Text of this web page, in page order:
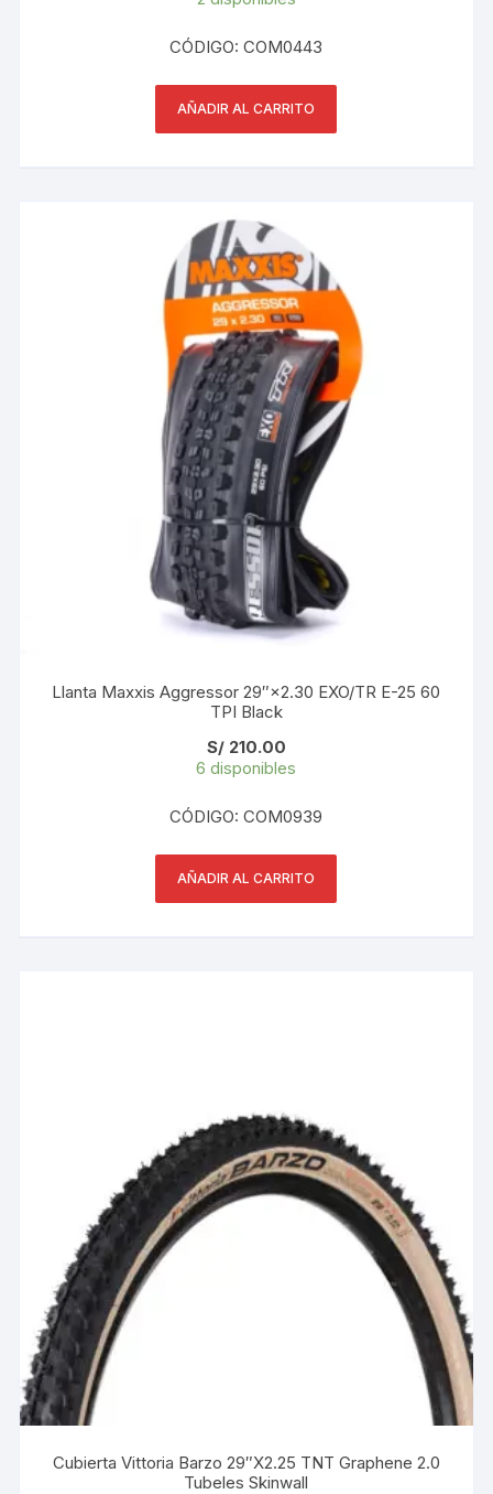
CÓDIGO: COM0443
AÑADIR AL CARRITO
Llanta Maxxis Aggressor 29″×2.30 EXO/TR E-25 60
TPI Black
S/210.00
6 disponibles
CÓDIGO: COM0939
AÑADIR AL CARRITO
Cubierta Vittoria Barzo 29″X2.25 TNT Graphene 2.0
Tubeles Skinwall